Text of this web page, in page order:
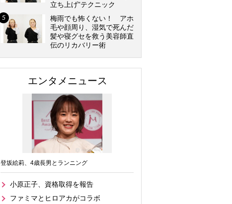
立ち上げ”テクニック
梅雨でも怖くない！ アホ
毛や顔周り、湿気で死んだ
髪や寝グセを救う美容師直
伝のリカバリー術
エンタメニュース
登坂絵莉、4歳長男とランニング
小原正子、資格取得を報告
ファミマとヒロアカがコラボ